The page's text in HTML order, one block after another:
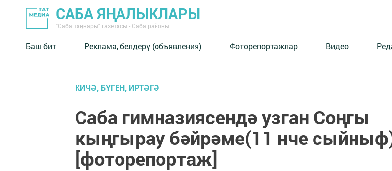
САБА ЯҢАЛЫКЛАРЫ
"Саба таңнары" газетасы - Саба районы
Баш бит Реклама, белдерү (объявления) Фоторепортажлар Видео
КИЧӘ, БҮГЕН, ИРТӘГӘ
Саба гимназиясендә узган Соңгы
кыңгырау бәйрәме(11 нче
[фоторепортаж]